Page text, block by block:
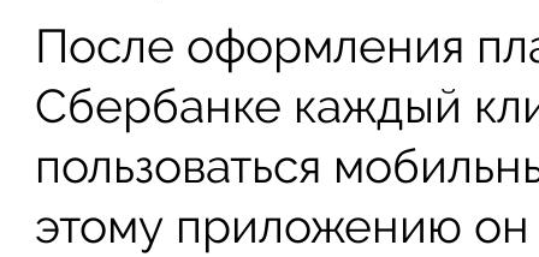
После оформления
Сбербанке каждый
пользоваться
этому приложению он